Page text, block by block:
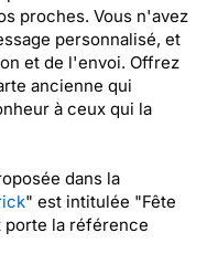
proches. Vous n'avez
personnalisé, et
et de l'envoi. Offrez
ancienne qui
à ceux qui la
dans la
" est intitulée "Fête
la référence